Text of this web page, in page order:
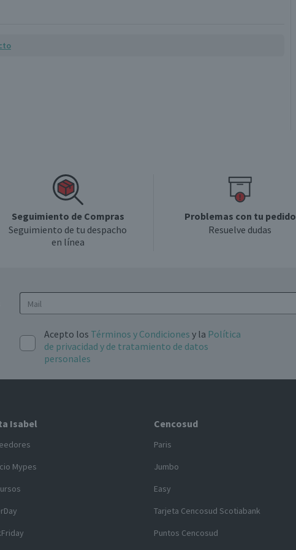
Seguimiento de Compras
Seguimiento de tu despacho
en línea
Problemas con tu pedido
Resuelve dudas
Acepto los Términos y Condiciones y la Política
de privacidad y de tratamiento de datos
personales
Isabel
Mypes
Cencosud
Paris
Jumbo
Easy
Tarjeta Cencosud Scotiabank
Puntos Cencosud